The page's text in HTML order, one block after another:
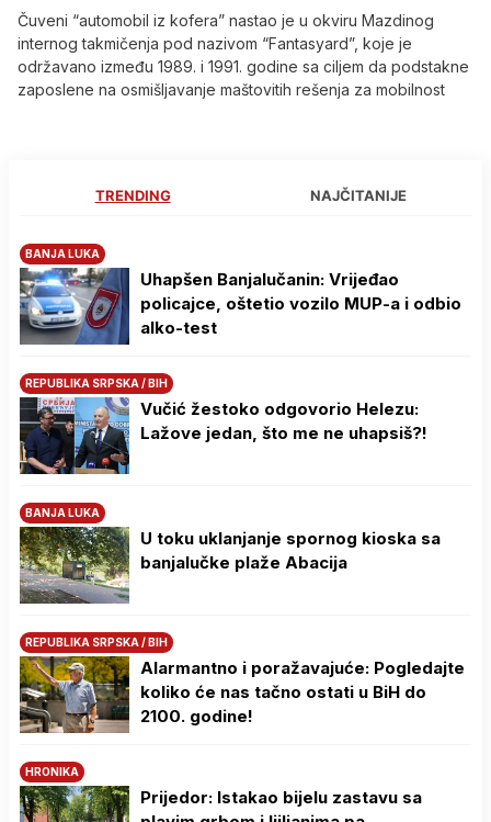
Čuveni “automobil iz kofera” nastao je u okviru Mazdinog
internog takmičenja pod nazivom “Fantasyard”, koje je
održavano između 1989. i 1991. godine sa ciljem da podstakne
zaposlene na osmišljavanje maštovitih rešenja za mobilnost
TRENDING NAJČITANIJE
BANJA LUKA
Uhapšen Banjalučanin: Vrijeđao
policajce, oštetio vozilo MUP-a i odbio
alko-test
REPUBLIKA SRPSKA / BIH
Vučić žestoko odgovorio Helezu:
Lažove jedan, što me ne uhapsiš?!
BANJA LUKA
U toku uklanjanje spornog kioska sa
banjalučke plaže Abacija
REPUBLIKA SRPSKA / BIH
Alarmantno i poražavajuće: Pogledajte
koliko će nas tačno ostati u BiH do
2100. godine!
HRONIKA
Prijedor: Istakao bijelu zastavu sa